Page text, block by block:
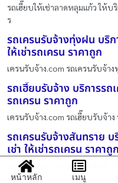
รถเฮี๊ยบให้เช่าลาดหลุมแก้ว ให้บ
ร
รถเครนรับจ้างทุ่งฝน บริก
ให้เช่ารถเครน ราคาถูก
เครนรับจ้าง.com รถเครนรับจ้า
รถเฮี๊ยบรับจ้าง บริการรถ
รถเครน ราคาถูก
เครนรับจ้าง.com รถเฮี๊ยบรับจ้าง
รถเครนรับจ้างสันทราย บ
เช่า ให้เช่ารถเครน ราคาถูก
เครนรับจ้าง.com รถเครนรับจ้า
เช่า
หน้าหลัก เมนู